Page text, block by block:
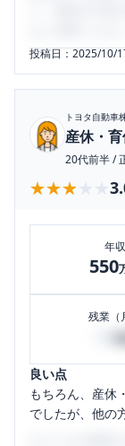
り、将来の不
投稿日：2025/10/
トヨタ自動車
産休・
20代前半/
★★★★★
★★★★★
年収
550
残業（
良い点
もちろん、産休
でしたが、他の